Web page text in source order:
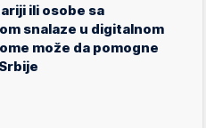
ili osobe sa
snalaze u digitalnom
može da pomogne